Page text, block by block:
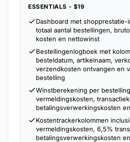
ESSENTIALS - $19
Dashboard met shopprestatie-
totaal aantal bestellingen,
kosten en nettowinst
Bestellingenlogboek met
besteldatum, artikelnaam,
verzendkosten ontvangen en
bestelling
Winstberekening per
vermeldingskosten,
betalingsverwerkingskosten
Kostentrackerkolommen
vermeldingskosten, 6,5%
betalingsverwerkingskosten